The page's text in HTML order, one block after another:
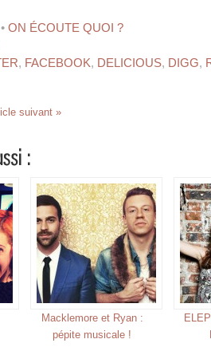
• ON ÉCOUTE QUOI ?
, FACEBOOK, DELICIOUS, DIGG,
suivant »
Macklemore et Ryan :
pépite musicale !